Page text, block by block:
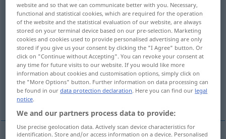
ablegen, abwerfen ad acta legen
ablegen, aufgeben
verabschieden, entlassen
fallen lassen, sich nicht mehr kümmern um,
verwerfen
website and so that we can communicate better with you. Necessary,
functional and statistical cookies, which are required for the operation
of the website and the statistical evaluation of our website, are always
stored on your terminal device based on our pre-selection. Marketing
cookies and cookies used to provide personalised advertising are only
stored if you give us your consent by clicking the "I Agree" button. Or
click on "Continue without Accepting". You can revoke your consent at
any time for future visits to our website. If you would like more
information about cookies and customisation options, simply click on
the "More Options" button. Further information on data processing can
be found in ourdata protection declaration. Here you can find our legal
notice.
We and our partners process data to provide:
Use precise geolocation data. Actively scan device characteristics for
identification. Store and/or access information on a device. Personalised